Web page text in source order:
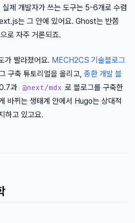
제 개발자가 쓰는 도구는 5-6개로 수렴
는 그 안에 있어요. Ghost는 반쯤
로 자주 거론되죠.
가 빨라졌어요. MECH2CS 기술블로그
구축 튜토리얼을 올리고, 종환 개발 블
과 @next/mdx 로 블로그를 구축한
바뀌는 생태계 안에서 Hugo는 상대적
하고 있고요.